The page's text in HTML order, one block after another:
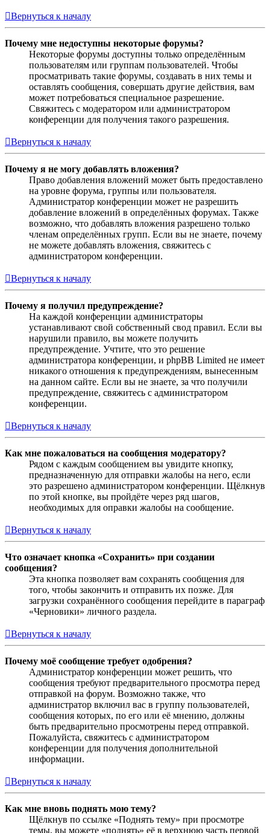
Вернуться к началу
Почему мне недоступны некоторые форумы?
Некоторые форумы доступны только определённым
пользователям или группам пользователей. Чтобы
просматривать такие форумы, создавать в них темы и
оставлять сообщения, совершать другие действия, вам
может потребоваться специальное разрешение.
Свяжитесь с модератором или администратором
конференции для получения такого разрешения.
Вернуться к началу
Почему я не могу добавлять вложения?
Право добавления вложений может быть предоставлено
на уровне форума, группы или пользователя.
Администратор конференции может не разрешить
добавление вложений в определённых форумах. Также
возможно, что добавлять вложения разрешено только
членам определённых групп. Если вы не знаете, почему
не можете добавлять вложения, свяжитесь с
администратором конференции.
Вернуться к началу
Почему я получил предупреждение?
На каждой конференции администраторы
устанавливают свой собственный свод правил. Если вы
нарушили правило, вы можете получить
предупреждение. Учтите, что это решение
администратора конференции, и phpBB Limited не имеет
никакого отношения к предупреждениям, вынесенным
на данном сайте. Если вы не знаете, за что получили
предупреждение, свяжитесь с администратором
конференции.
Вернуться к началу
Как мне пожаловаться на сообщения модератору?
Рядом с каждым сообщением вы увидите кнопку,
предназначенную для отправки жалобы на него, если
это разрешено администратором конференции. Щёлкнув
по этой кнопке, вы пройдёте через ряд шагов,
необходимых для оправки жалобы на сообщение.
Вернуться к началу
Что означает кнопка «Сохранить» при создании
сообщения?
Эта кнопка позволяет вам сохранять сообщения для
того, чтобы закончить и отправить их позже. Для
загрузки сохранённого сообщения перейдите в параграф
«Черновики» личного раздела.
Вернуться к началу
Почему моё сообщение требует одобрения?
Администратор конференции может решить, что
сообщения требуют предварительного просмотра перед
отправкой на форум. Возможно также, что
администратор включил вас в группу пользователей,
сообщения которых, по его или её мнению, должны
быть предварительно просмотрены перед отправкой.
Пожалуйста, свяжитесь с администратором
конференции для получения дополнительной
информации.
Вернуться к началу
Как мне вновь поднять мою тему?
Щёлкнув по ссылке «Поднять тему» при просмотре
темы, вы можете «поднять» её в верхнюю часть первой